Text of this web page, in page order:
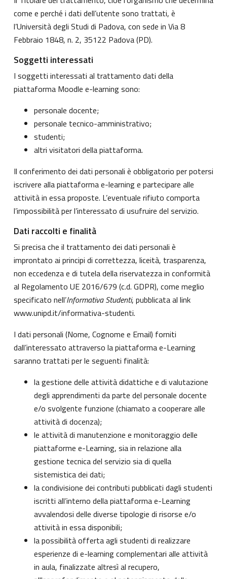
come e perché i dati dell’utente sono trattati, è
l’Università degli Studi di Padova, con sede in Via 8
Febbraio 1848, n. 2, 35122 Padova (PD).
Soggetti interessati
I soggetti interessati al trattamento dati della
piattaforma Moodle e-learning sono:
personale docente;
personale tecnico-amministrativo;
studenti;
altri visitatori della piattaforma.
Il conferimento dei dati personali è obbligatorio per potersi
iscrivere alla piattaforma e-learning e partecipare alle
attività in essa proposte. L’eventuale rifiuto comporta
l’impossibilità per l’interessato di usufruire del servizio.
Dati raccolti e finalità
Si precisa che il trattamento dei dati personali è
improntato ai principi di correttezza, liceità, trasparenza,
non eccedenza e di tutela della riservatezza in conformità
al Regolamento UE 2016/679 (c.d. GDPR), come meglio
specificato nell’Informativa Studenti, pubblicata al link
www.unipd.it/informativa-studenti.
I dati personali (Nome, Cognome e Email) forniti
dall’interessato attraverso la piattaforma e-Learning
saranno trattati per le seguenti finalità:
la gestione delle attività didattiche e di valutazione
degli apprendimenti da parte del personale docente
e/o svolgente funzione (chiamato a cooperare alle
attività di docenza);
le attività di manutenzione e monitoraggio delle
piattaforme e-Learning, sia in relazione alla
gestione tecnica del servizio sia di quella
sistemistica dei dati;
la condivisione dei contributi pubblicati dagli studenti
iscritti all’interno della piattaforma e-Learning
avvalendosi delle diverse tipologie di risorse e/o
attività in essa disponibili;
la possibilità offerta agli studenti di realizzare
esperienze di e-learning complementari alle attività
in aula, finalizzate altresì al recupero,